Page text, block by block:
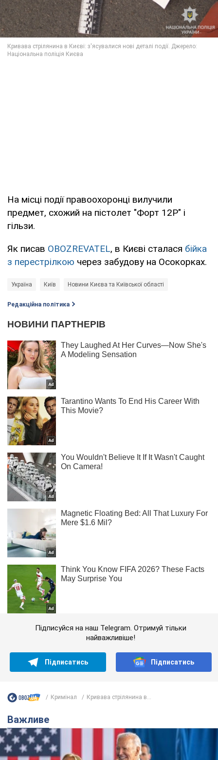
На місці події правоохоронці вилучили
предмет, схожий на пістолет "Форт 12Р" і
гільзи.
Як писав OBOZREVATEL, в Києві сталася бійка
з перестрілкою через забудову на Осокорках.
Україна Київ Новини Києва та Київської області
Редакційна політика
Підписуйся на наш Telegram. Отримуй тільки
найважливіше!
Підписатись Підписатись
Кримінал Кривава стрілянина в...
Важливе